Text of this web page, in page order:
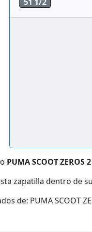
PUMA SCOOT ZEROS 2
zapatilla dentro de
de: PUMA SCOOT